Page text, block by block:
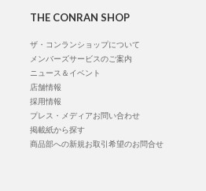
THE CONRAN SHOP
ザ・コンランショップについて
メンバーズサービスのご案内
ニュース＆イベント
店舗情報
採用情報
プレス・メディアお問い合わせ
掲載紙から探す
商品部への新規お取引希望のお問合せ